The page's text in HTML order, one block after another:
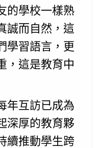
的學校一樣熟
誠而自然，這
學習語言，更
，這是教育中
年互訪已成為
深厚的教育夥
續推動學生跨